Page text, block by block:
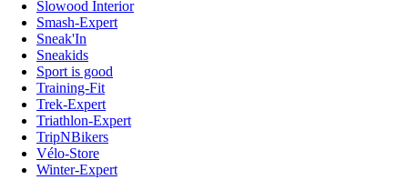
Slowood Interior
Smash-Expert
Sneak'In
Sneakids
Sport is good
Training-Fit
Trek-Expert
Triathlon-Expert
TripNBikers
Vélo-Store
Winter-Expert